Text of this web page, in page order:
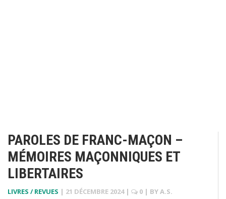
PAROLES DE FRANC-MAÇON –
MÉMOIRES MAÇONNIQUES ET
LIBERTAIRES
LIVRES / REVUES | 21 DÉCEMBRE 2024 | 0 | BYA.S.